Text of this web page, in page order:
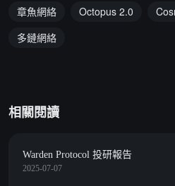
章魚網絡 Octopus 2.0
多鏈網絡
相關閱讀
Warden Protocol 投研報告
2025-07-07